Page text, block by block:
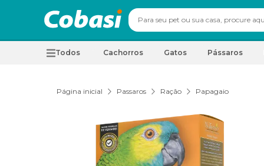
Todos Cachorros Gatos Pássaros
Página inicial Passaros Ração Papagaio